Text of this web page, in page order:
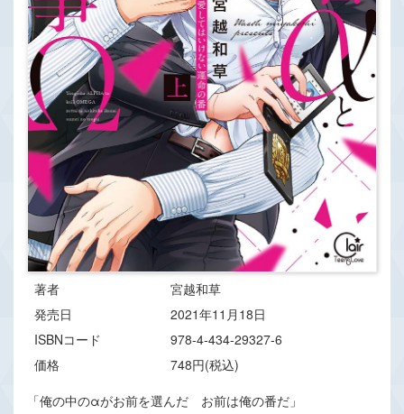
著者
宮越和草
発売日
2021年11月18日
ISBNコード
978-4-434-29327-6
価格
748円(税込)
「俺の中のαがお前を選んだ お前は俺の番だ」